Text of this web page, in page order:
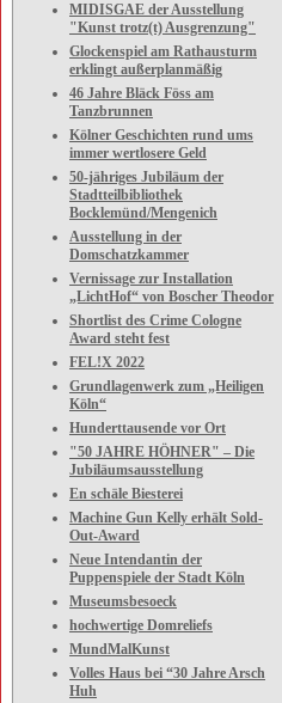
MIDISGAE der Ausstellung
"Kunst trotz(t) Ausgrenzung"
Glockenspiel am Rathausturm
erklingt außerplanmäßig
46 Jahre Bläck Föss am
Tanzbrunnen
Kölner Geschichten rund ums
immer wertlosere Geld
50-jähriges Jubiläum der
Stadtteilbibliothek
Bocklemünd/Mengenich
Ausstellung in der
Domschatzkammer
Vernissage zur Installation
„LichtHof“ von Boscher Theodor
Shortlist des Crime Cologne
Award steht fest
FEL!X 2022
Grundlagenwerk zum „Heiligen
Köln“
Hunderttausende vor Ort
"50 JAHRE HÖHNER" – Die
Jubiläumsausstellung
En schäle Biesterei
Machine Gun Kelly erhält Sold-
Out-Award
Neue Intendantin der
Puppenspiele der Stadt Köln
Museumsbesoeck
hochwertige Domreliefs
MundMalKunst
Volles Haus bei “30 Jahre Arsch
Huh